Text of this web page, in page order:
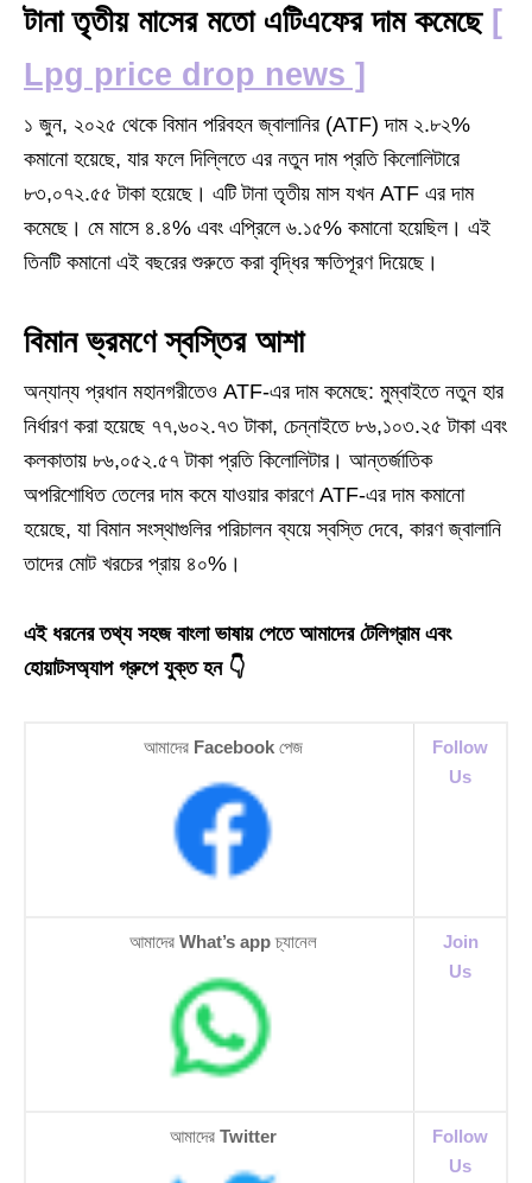
টানা তৃতীয় মাসের মতো এটিএফের দাম কমেছে [
Lpg price drop news ]
১ জুন, ২০২৫ থেকে বিমান পরিবহন জ্বালানির (ATF) দাম ২.৮২%
কমানো হয়েছে, যার ফলে দিল্লিতে এর নতুন দাম প্রতি কিলোলিটারে
৮৩,০৭২.৫৫ টাকা হয়েছে। এটি টানা তৃতীয় মাস যখন ATF এর দাম
কমেছে। মে মাসে ৪.৪% এবং এপ্রিলে ৬.১৫% কমানো হয়েছিল। এই
তিনটি কমানো এই বছরের শুরুতে করা বৃদ্ধির ক্ষতিপূরণ দিয়েছে।
বিমান ভ্রমণে স্বস্তির আশা
অন্যান্য প্রধান মহানগরীতেও ATF-এর দাম কমেছে: মুম্বাইতে নতুন হার
নির্ধারণ করা হয়েছে ৭৭,৬০২.৭৩ টাকা, চেন্নাইতে ৮৬,১০৩.২৫ টাকা এবং
কলকাতায় ৮৬,০৫২.৫৭ টাকা প্রতি কিলোলিটার। আন্তর্জাতিক
অপরিশোধিত তেলের দাম কমে যাওয়ার কারণে ATF-এর দাম কমানো
হয়েছে, যা বিমান সংস্থাগুলির পরিচালন ব্যয়ে স্বস্তি দেবে, কারণ জ্বালানি
তাদের মোট খরচের প্রায় ৪০%।
এই ধরনের তথ্য সহজ বাংলা ভাষায় পেতে আমাদের টেলিগ্রাম এবং
হোয়াটসঅ্যাপ গ্রুপে যুক্ত হন 👇
আমাদের Facebook পেজ
Follow
Us
আমাদের What’s app চ্যানেল
Join
Us
আমাদের Twitter
Follow
Us